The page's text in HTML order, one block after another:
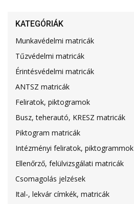
KATEGÓRIÁK
Munkavédelmi matricák
Tűzvédelmi matricák
Érintésvédelmi matricák
ANTSZ matricák
Feliratok, piktogramok
Busz, teherautó, KRESZ matricák
Piktogram matricák
Intézményi feliratok, piktogrammok
Ellenőrző, felülvizsgálati matricák
Csomagolás jelzések
Ital-, lekvár címkék, matricák